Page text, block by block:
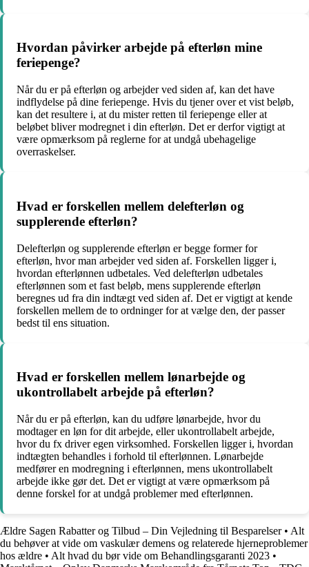
Hvordan påvirker arbejde på efterløn mine
feriepenge?
Når du er på efterløn og arbejder ved siden af, kan det have
indflydelse på dine feriepenge. Hvis du tjener over et vist beløb,
kan det resultere i, at du mister retten til feriepenge eller at
beløbet bliver modregnet i din efterløn. Det er derfor vigtigt at
være opmærksom på reglerne for at undgå ubehagelige
overraskelser.
Hvad er forskellen mellem delefterløn og
supplerende efterløn?
Delefterløn og supplerende efterløn er begge former for
efterløn, hvor man arbejder ved siden af. Forskellen ligger i,
hvordan efterlønnen udbetales. Ved delefterløn udbetales
efterlønnen som et fast beløb, mens supplerende efterløn
beregnes ud fra din indtægt ved siden af. Det er vigtigt at kende
forskellen mellem de to ordninger for at vælge den, der passer
bedst til ens situation.
Hvad er forskellen mellem lønarbejde og
ukontrollabelt arbejde på efterløn?
Når du er på efterløn, kan du udføre lønarbejde, hvor du
modtager en løn for dit arbejde, eller ukontrollabelt arbejde,
hvor du fx driver egen virksomhed. Forskellen ligger i, hvordan
indtægten behandles i forhold til efterlønnen. Lønarbejde
medfører en modregning i efterlønnen, mens ukontrollabelt
arbejde ikke gør det. Det er vigtigt at være opmærksom på
denne forskel for at undgå problemer med efterlønnen.
Ældre Sagen Rabatter og Tilbud – Din Vejledning til Besparelser• Alt
du behøver at vide om vaskulær demens og relaterede hjerneproblemer
hos ældre • Alt hvad du bør vide om Behandlingsgaranti 2023 •